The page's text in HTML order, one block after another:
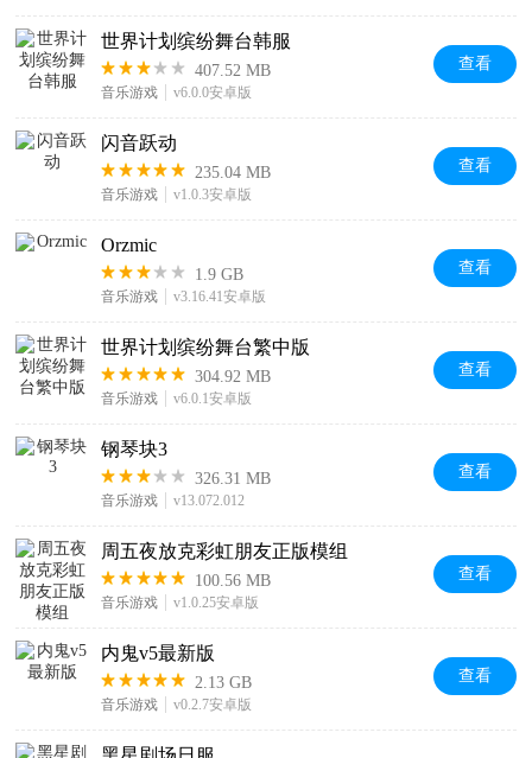
世界计划缤纷舞台韩服
407.52 MB
音乐游戏 v6.0.0安卓版
查看
闪音跃动
235.04 MB
音乐游戏 v1.0.3安卓版
查看
Orzmic
1.9 GB
音乐游戏 v3.16.41安卓版
查看
世界计划缤纷舞台繁中版
304.92 MB
音乐游戏 v6.0.1安卓版
查看
钢琴块3
326.31 MB
音乐游戏 v13.072.012
查看
周五夜放克彩虹朋友正版模组
100.56 MB
音乐游戏 v1.0.25安卓版
查看
内鬼v5最新版
2.13 GB
音乐游戏 v0.2.7安卓版
查看